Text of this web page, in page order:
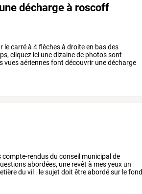
décharge à roscoff
lecarréà 4flèchesà droiteen basdes
cliquez ici unedizainede photossont
vuesaériennesfont découvrir unedécharge
compte-rendusdu conseil municipal de
abordées, une revêt à mesyeux un
du vil . lesujet doit êtreabordésur lefond